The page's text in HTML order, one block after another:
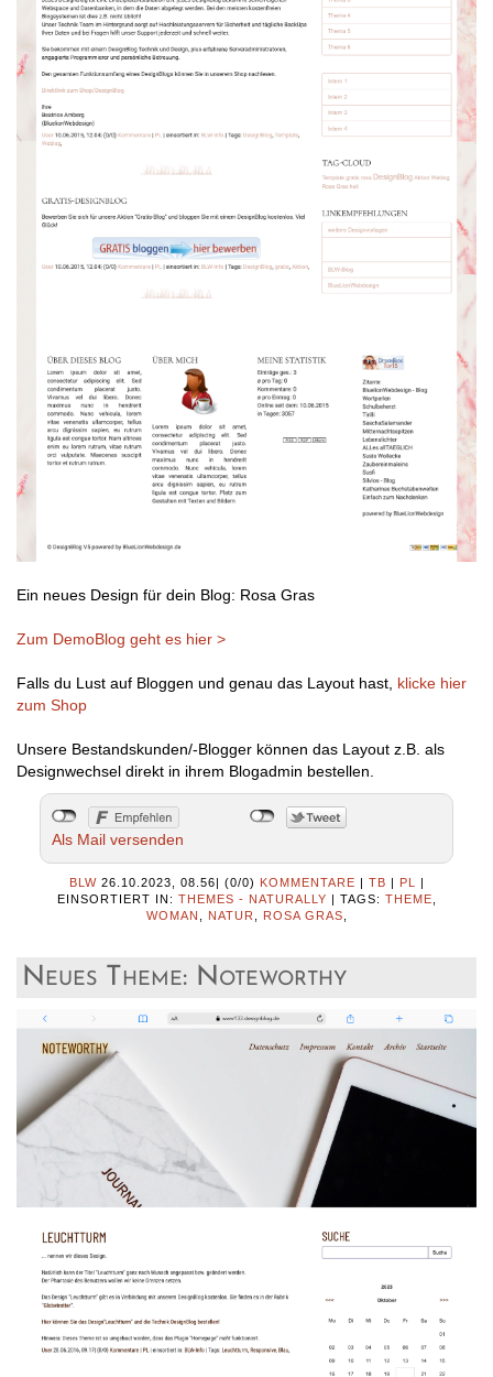
Ein neues Design für dein Blog: Rosa Gras
Zum DemoBlog geht es hier >
Falls du Lust auf Bloggen und genau das Layout hast, klicke hier
zum Shop
Unsere Bestandskunden/-Blogger können das Layout z.B. als
Designwechsel direkt in ihrem Blogadmin bestellen.
Als Mail versenden
BLW 26.10.2023, 08.56| (0/0) KOMMENTARE | TB | PL
|
EINSORTIERT IN: THEMES - NATURALLY | TAGS: THEME
WOMAN
NATUR ROSA GRAS
Neues Theme: Noteworthy